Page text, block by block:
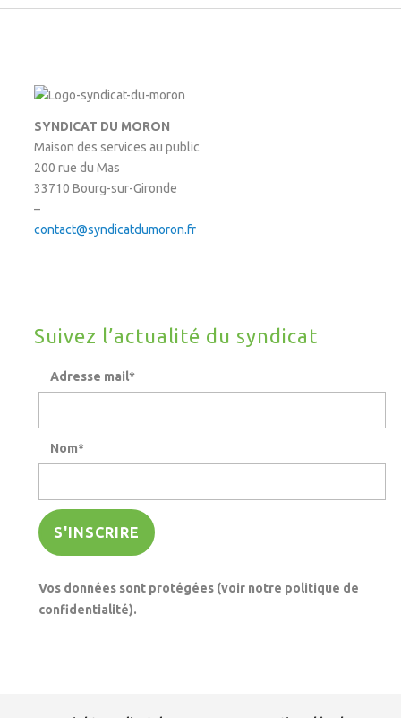
SYNDICAT DU MORON
Maison des services au public
200 rue du Mas
33710 Bourg-sur-Gironde
–
contact@syndicatdumoron.fr
Suivez l’actualité du syndicat
Adresse mail*
Nom*
Vos données sont protégées (voir notre politique de
confidentialité).